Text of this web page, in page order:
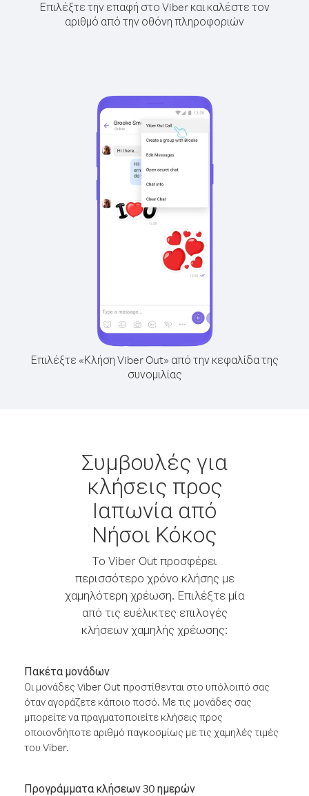
Επιλέξτε την επαφή στο Viber και καλέστε τον
αριθμό από την οθόνη πληροφοριών
Επιλέξτε «Κλήση Viber Out» από την κεφαλίδα της
συνομιλίας
Συμβουλές για
κλήσεις προς
Ιαπωνία από
Νήσοι Κόκος
Το Viber Out προσφέρει
περισσότερο χρόνο κλήσης με
χαμηλότερη χρέωση. Επιλέξτε μία
από τις ευέλικτες επιλογές
κλήσεων χαμηλής χρέωσης:
Πακέτα μονάδων
Οι μονάδες Viber Out προστίθενται στο υπόλοιπό σας
όταν αγοράζετε κάποιο ποσό. Με τις μονάδες σας
μπορείτε να πραγματοποιείτε κλήσεις προς
οποιονδήποτε αριθμό παγκοσμίως με τις χαμηλές τιμές
του Viber.
Προγράμματα κλήσεων 30 ημερών